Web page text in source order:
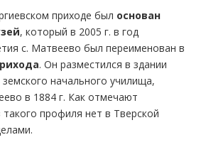
приходе был основан
, который в 2005 г. в год
с. Матвеево был переименован в
. Он разместился в здании
начального училища,
в 1884 г. Как отмечают
профиля нет в Тверской